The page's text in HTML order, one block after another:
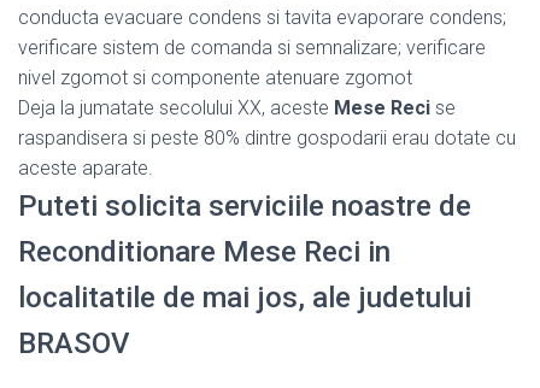
conducta evacuare condens si tavita evaporare condens;
verificare sistem de comanda si semnalizare; verificare
nivel zgomot si componente atenuare zgomot
Deja la jumatate secolului XX, aceste Mese Reci se
raspandisera si peste 80% dintre gospodarii erau dotate cu
aceste aparate.
Puteti solicita serviciile noastre de
Reconditionare Mese Reci in
localitatile de mai jos, ale judetului
BRASOV